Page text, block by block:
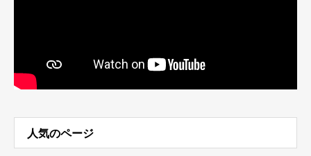
人気のページ